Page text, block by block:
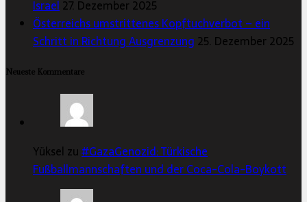
Israel 27. Dezember 2025
Österreichs umstrittenes Kopftuchverbot – ein
Schritt in Richtung Ausgrenzung 25. Dezember 2025
Neueste Kommentare
Yüksel zu#GazaGenozid: Türkische
Fußballmannschaften und der Coca-Cola-Boykott